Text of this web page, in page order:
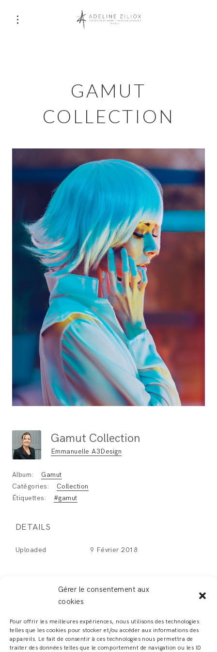
Gérer le consentement aux
cookies
Pour offrir les meilleures expériences, nous utilisons des technologies
telles que les cookies pour stocker et/ou accéder aux informations des
appareils. Le fait de consentir à ces technologies nous permettra de
traiter des données telles que le comportement de navigation ou les ID
GAMUT
COLLECTION
Gamut Collection
Emmanuelle A3Design
Album:
Gamut
Catégories:
Collection
Étiquettes:
#gamut
DETAILS
Uploaded 9 Février 2018
LEAVE A REPLY
Vous devezvous connecterpour publier un